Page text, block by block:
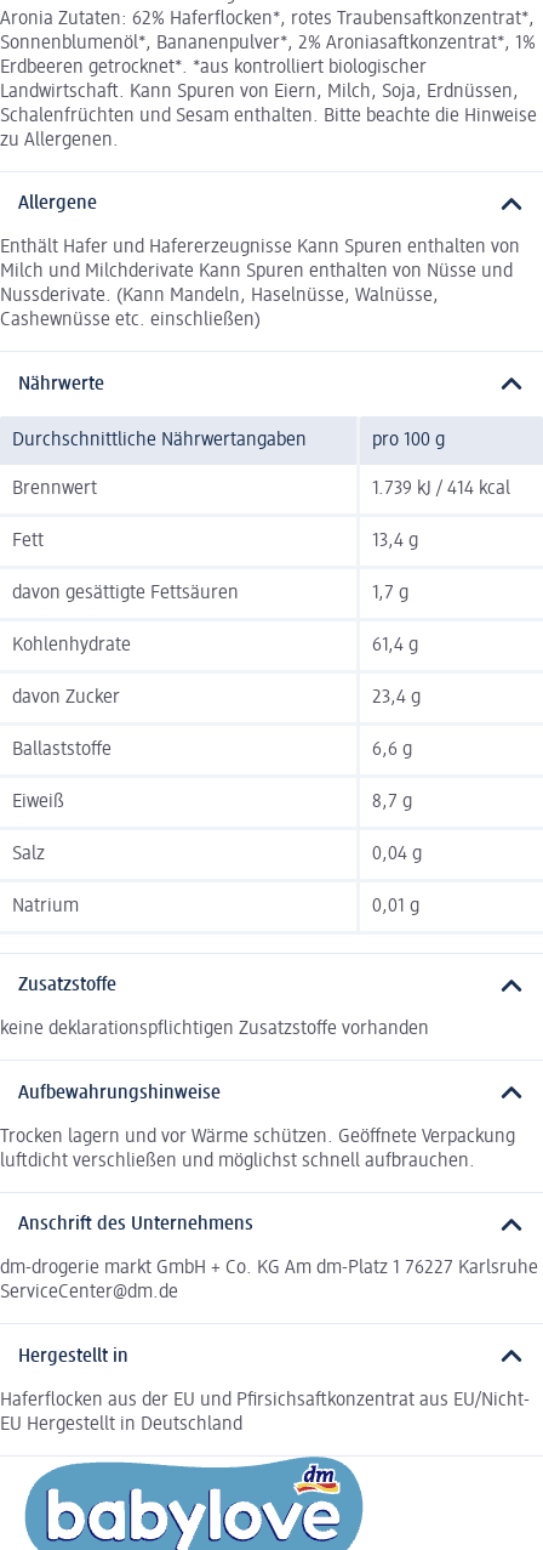
Aronia Zutaten: 62% Haferflocken*, rotes Traubensaftkonzentrat*,
Sonnenblumenöl*, Bananenpulver*, 2% Aroniasaftkonzentrat*, 1%
Erdbeeren getrocknet*. *aus kontrolliert biologischer
Landwirtschaft. Kann Spuren von Eiern, Milch, Soja, Erdnüssen,
Schalenfrüchten und Sesam enthalten. Bitte beachte die Hinweise
zu Allergenen.
Allergene
Enthält Hafer und Hafererzeugnisse Kann Spuren enthalten von
Milch und Milchderivate Kann Spuren enthalten von Nüsse und
Nussderivate. (Kann Mandeln, Haselnüsse, Walnüsse,
Cashewnüsse etc. einschließen)
Nährwerte
Durchschnittliche Nährwertangaben pro 100 g
Brennwert 1.739 kJ / 414 kcal
Fett 13,4 g
davon gesättigte Fettsäuren 1,7 g
Kohlenhydrate 61,4 g
davon Zucker 23,4 g
Ballaststoffe 6,6 g
Eiweiß 8,7 g
Salz 0,04 g
Natrium 0,01 g
Zusatzstoffe
keine deklarationspflichtigen Zusatzstoffe vorhanden
Aufbewahrungshinweise
Trocken lagern und vor Wärme schützen. Geöffnete Verpackung
luftdicht verschließen und möglichst schnell aufbrauchen.
Anschrift des Unternehmens
dm-drogerie markt GmbH + Co. KG Am dm-Platz 1 76227 Karlsruhe
ServiceCenter@dm.de
Hergestellt in
Haferflocken aus der EU und Pfirsichsaftkonzentrat aus EU/Nicht-
EU Hergestellt in Deutschland